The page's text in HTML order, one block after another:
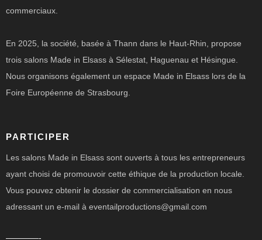
commerciaux.
En 2025, la société, basée à Thann dans le Haut-Rhin, propose
trois salons Made in Elsass à Sélestat, Haguenau et Hésingue.
Nous organisons également un espace Made in Elsass lors de la
Foire Européenne de Strasbourg.
PARTICIPER
Les salons Made in Elsass sont ouverts à tous les entrepreneurs
ayant choisi de promouvoir cette éthique de la production locale.
Vous pouvez obtenir le dossier de commercialisation en nous
adressant un e-mail à eventailproductions@gmail.com
————-